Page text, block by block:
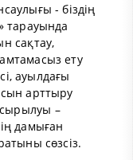
- біздің
тарауында
сақтау,
ету
ауылдағы
арттыру
–
дамыған
сөзсіз.